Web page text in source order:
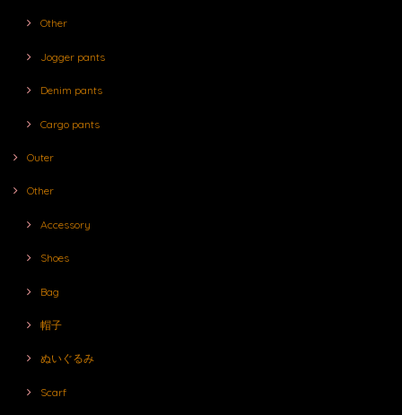
Other
Jogger pants
Denim pants
Cargo pants
Outer
Other
Accessory
Shoes
Bag
帽子
ぬいぐるみ
Scarf